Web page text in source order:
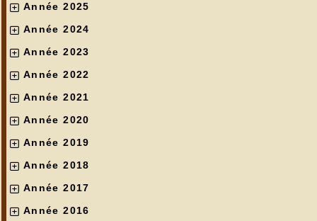
Année 2025
Année 2024
Année 2023
Année 2022
Année 2021
Année 2020
Année 2019
Année 2018
Année 2017
Année 2016